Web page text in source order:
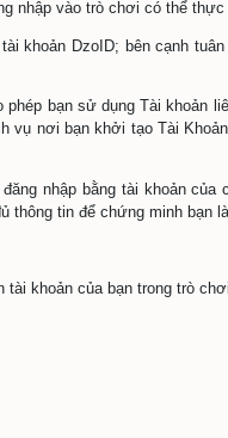
ký tài khoản.
Cửu Long Tranh Bá
định tại Quy tắc trò
loại tài khoản liên